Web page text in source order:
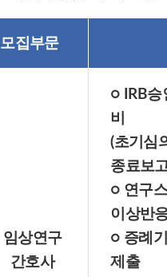
모집부문
임상연구
간호사
○ IRB승
비
(초기심
종료보
○ 연구
이상반
○ 증례
제출